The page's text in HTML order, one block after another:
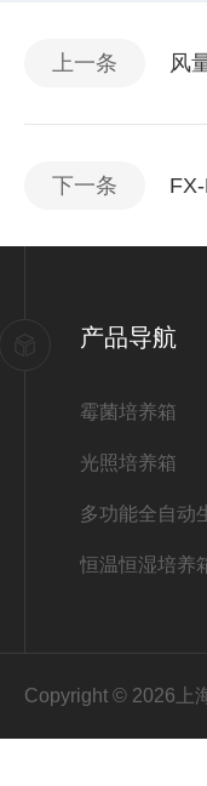
上一条 风
下一条
产品导航
霉菌培养箱
光照培养箱
多功能全自动
恒温恒湿培养
Copyright © 2026上